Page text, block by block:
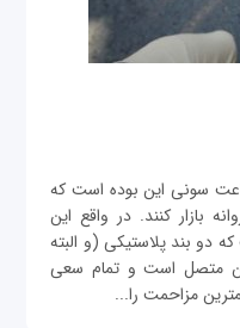
سونی این بوده است که
بازار کنند. در واقع این
بند پلاستیکی (و البته
آن متصل است و تمام سعی
مزاحمت را...